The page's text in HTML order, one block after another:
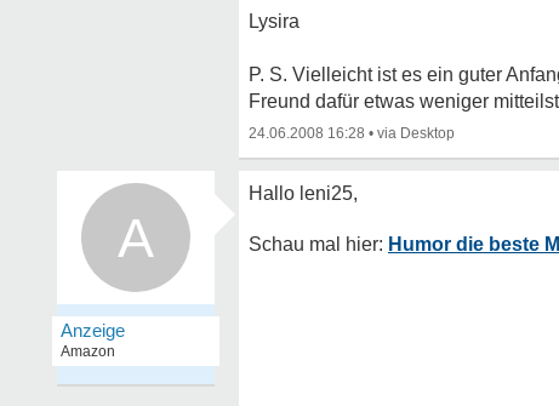
Lysira
P. S. Vielleicht ist es ein guter
Freund dafür etwas weniger
24.06.2008 16:28 •
A Humor die beste